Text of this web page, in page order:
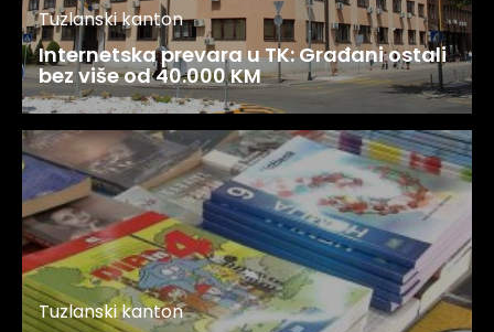
Tuzlanski kanton
Internetska prevara u TK: Građani ostali
bez više od 40.000 KM
Tuzlanski kanton